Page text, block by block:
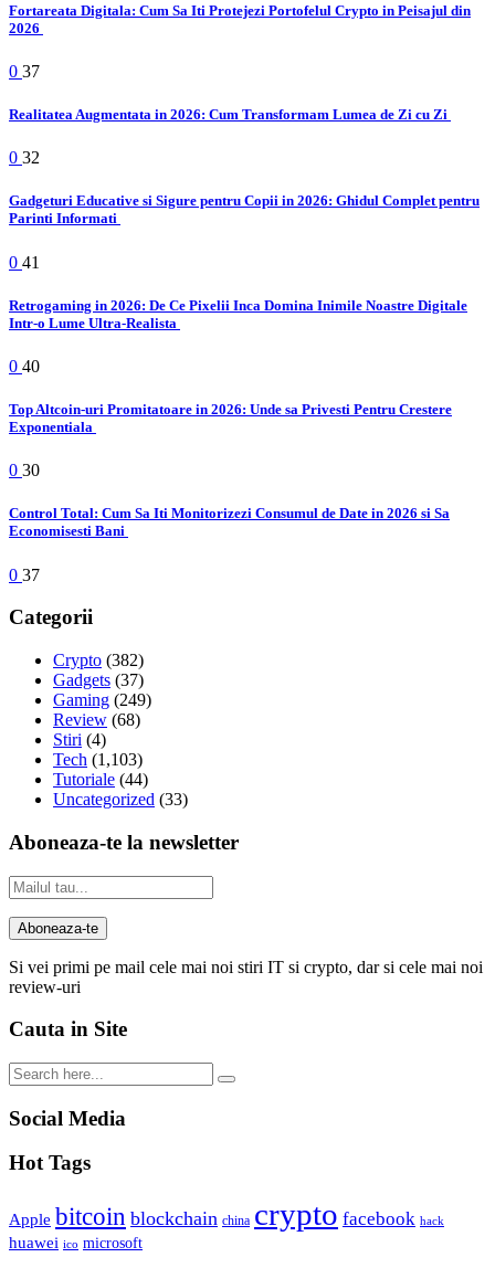
Fortareata Digitala: Cum Sa Iti Protejezi Portofelul Crypto in Peisajul din
2026
0 37
Realitatea Augmentata in 2026: Cum Transformam Lumea de Zi cu Zi
0 32
Gadgeturi Educative si Sigure pentru Copii in 2026: Ghidul Complet pentru
Parinti Informati
0 41
Retrogaming in 2026: De Ce Pixelii Inca Domina Inimile Noastre Digitale
Intr-o Lume Ultra-Realista
0 40
Top Altcoin-uri Promitatoare in 2026: Unde sa Privesti Pentru Crestere
Exponentiala
0 30
Control Total: Cum Sa Iti Monitorizezi Consumul de Date in 2026 si Sa
Economisesti Bani
0 37
Categorii
Crypto (382)
Gadgets (37)
Gaming (249)
Review (68)
Stiri (4)
Tech (1,103)
Tutoriale (44)
Uncategorized (33)
Aboneaza-te la newsletter
Si vei primi pe mail cele mai noi stiri IT si crypto, dar si cele mai noi
review-uri
Cauta in Site
Social Media
Hot Tags
Apple bitcoin blockchain china crypto facebook hack
huawei ico microsoft